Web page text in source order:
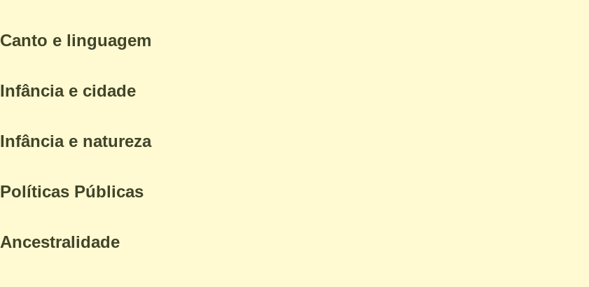
Canto e linguagem
Infância e cidade
Infância e natureza
Políticas Públicas
Ancestralidade